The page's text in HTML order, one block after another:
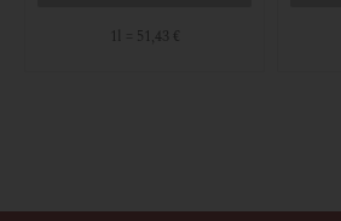
1l = 51,43 €